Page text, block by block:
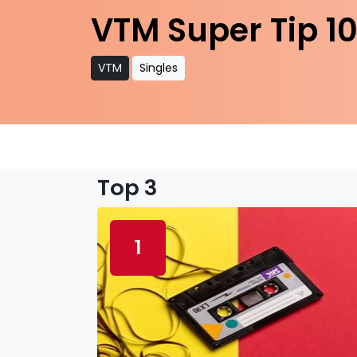
VTM Super Tip 10
VTM Singles
Top 3
1